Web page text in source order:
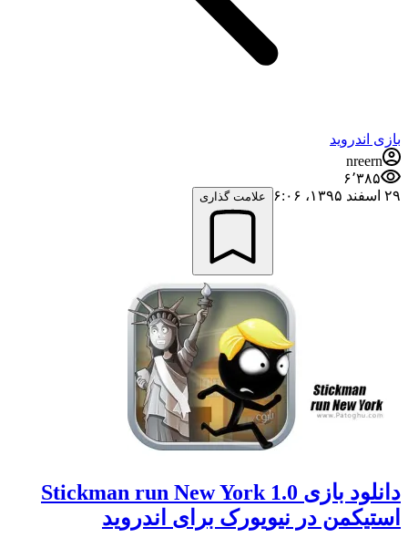
بازی اندروید
nreern
۶٬۳۸۵
۲۹ اسفند ۱۳۹۵،‏ ۶:۰۶
علامت گذاری
دانلود بازی Stickman run New York 1.0
استیکمن در نیویورک برای اندروید